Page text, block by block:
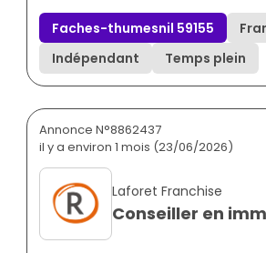
Faches-thumesnil 59155
Indépendant
Temps plein
Annonce N°8862437
il y a environ 1 mois (23/06/2026)
Laforet Franchise
Conseiller en